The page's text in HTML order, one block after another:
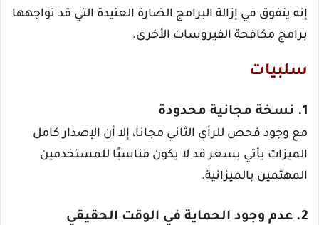
إنه يتفوق في إزالة البرامج الضارة العنيدة التي قد تواجهها
برامج مكافحة الفيروسات الأخرى.
سلبيات
1. نسخة مجانية محدودة
مع وجود فحص للرأي الثاني مجانا، إلا أن الإصدار كامل
الميزات يأتي بسعر قد لا يكون مناسبًا للمستخدمين
المهتمين بالميزانية.
2. عدم وجود الحماية في الوقت الحقيقي